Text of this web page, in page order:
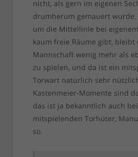
nicht, als gern im eigenen
drumherum gemauert wurde.
um die Mittellinie bei
kaum freie Räume gibt,
Mannschaft wenig mehr als
zu spielen, und da ist ein
Torwart natürlich sehr
Kastenmeier-Momente sind
das ist ja bekanntlich auch
mitspielenden Torhüter,
so.